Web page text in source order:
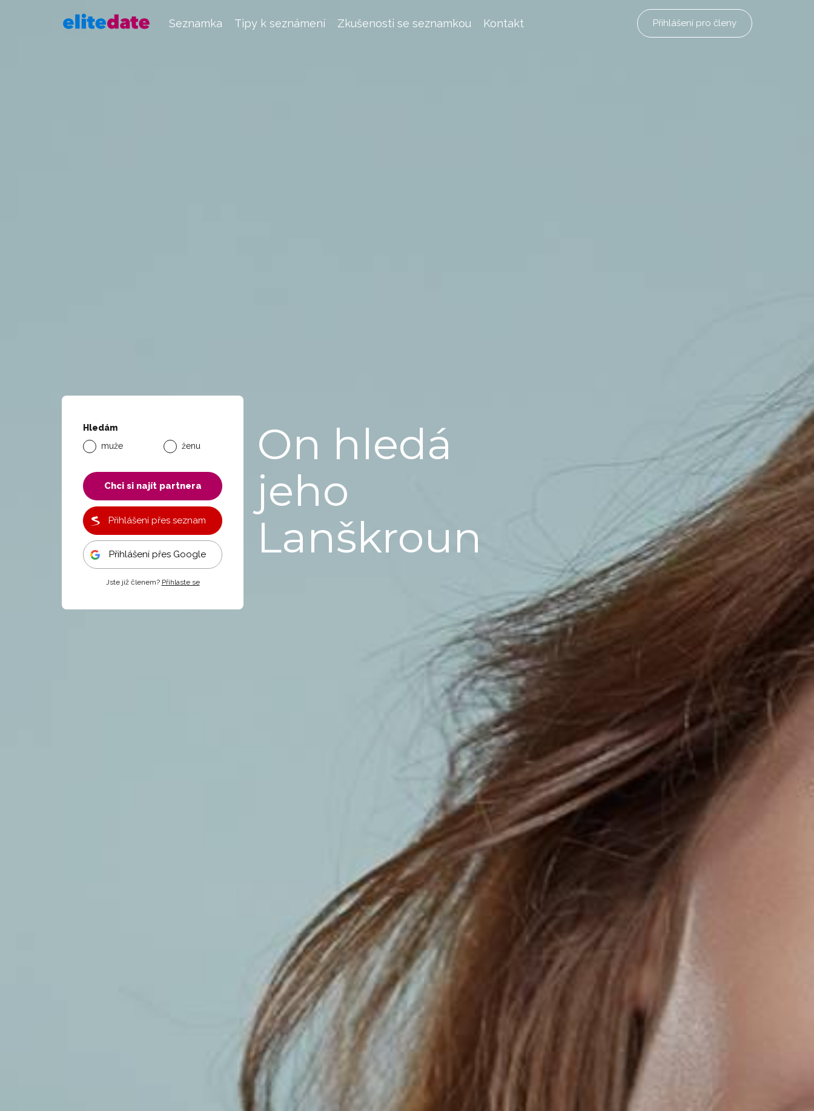
Seznamka Tipy k seznámení Zkušenosti se seznamkou Kontakt Přihlášení pro členy
Hledám
muže
ženu
Chci si najít partnera
Přihlášení přes seznam
Přihlášení přes Google
Jste již členem? Přihlaste se
On hledá
jeho
Lanškroun